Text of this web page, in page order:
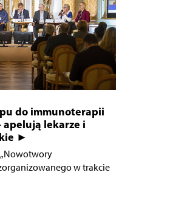
do immunoterapii
lekarze i
►
w trakcie